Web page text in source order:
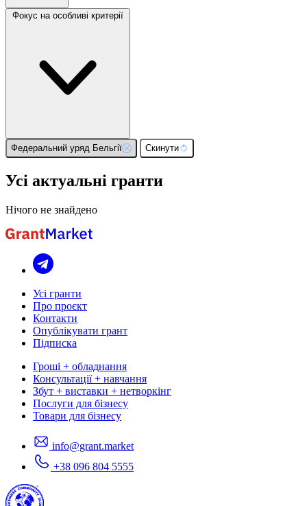
Фокус на особливі критерії
Федеральний уряд Бельгії Скинути
Усі актуальні гранти
Нічого не знайдено
Усі гранти
Про проєкт
Контакти
Опублікувати грант
Підписка
Гроші + обладнання
Консультації + навчання
Збут + виставки + нетворкінг
Послуги для бізнесу
Товари для бізнесу
info@grant.market
+38 096 804 5555